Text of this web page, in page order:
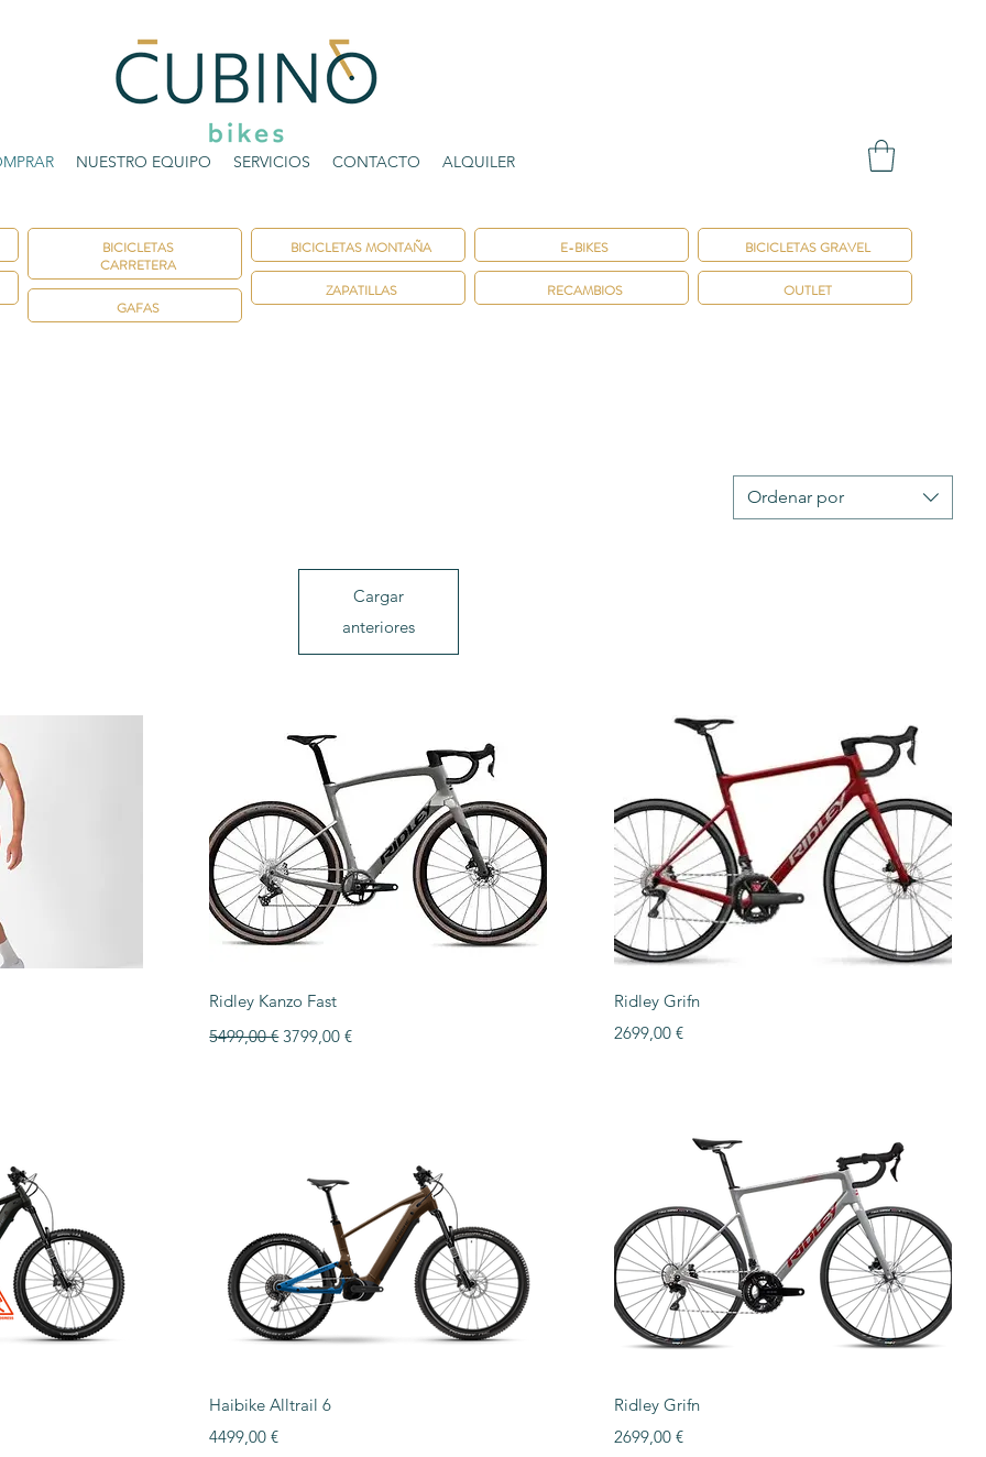
NUESTRO EQUIPO SERVICIOS CONTACTO ALQUILER
BICICLETAS
CARRETERA
GAFAS
BICICLETAS MONTAÑA
ZAPATILLAS
E-BIKES
RECAMBIOS
BICICLETAS GRAVEL
OUTLET
Ordenar por
Cargar
anteriores
Ridley Kanzo Fast
Precio
5499,00 € Precio de oferta
3799,00 €
Ridley Grifn
Precio
2699,00 €
Haibike Alltrail 6
Precio
4499,00 €
Ridley Grifn
Precio
2699,00 €